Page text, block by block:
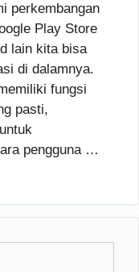
perkembangan
Play Store
lain kita bisa
di dalamnya.
fungsi
pasti,
pengguna …